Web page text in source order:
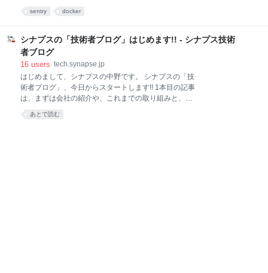
Windows 10 Professional (1809) AsciiDocのプレビュ
Sentryの準備 コード(C#)の準備 基本的な登録方法 ロ
ページのタイトルタグには、「Application Monitoring
and Error Tracking Software」と書かれています。 具
体的には、アプリケーションで発生したエラーを追跡
ホームページ Sentry GitHub Sentry On-Premise
GitHub SentryをオンプレミスにDockerセットアップ
するためのGitHubリポジトリです。 構成 Sentry
sentry docker
シナプスの「技術者ブログ」はじめます!! - シナプス技術
者ブログ
16 users tech.synapse.jp
はじめまして、シナプスの中野です。 シナプスの「技
術者ブログ」、今日からスタートします!! 1本目の記事
は、まずは会社の紹介や、これまでの取り組みと、な
ぜ技術者ブログを書くのかについて、簡単に紹介しま
す。 シナプスってどんな会社? 「エンジニアは外に出
あとで読む